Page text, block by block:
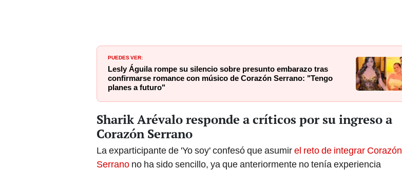
PUEDES VER:
Lesly Águila rompe su silencio sobre presunto embarazo tras
confirmarse romance con músico de Corazón Serrano: "Tengo
planes a futuro"
Sharik Arévalo responde a críticos por su ingreso a
Corazón Serrano
La exparticipante de 'Yo soy' confesó que asumirel reto de integrar Corazón
Serrano no ha sido sencillo, ya que anteriormente no tenía experiencia